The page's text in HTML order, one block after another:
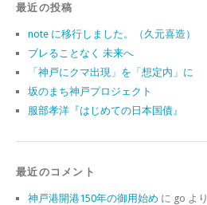
最近の投稿
note に移行しました。（久元喜造）
ブレることなく 未来へ
「神戸にクマ出現」を「想定内」に
坂のまち神戸プロジェクト
服部孝洋『はじめての日本国債』
最近のコメント
神戸港開港150年の御用始め に go より